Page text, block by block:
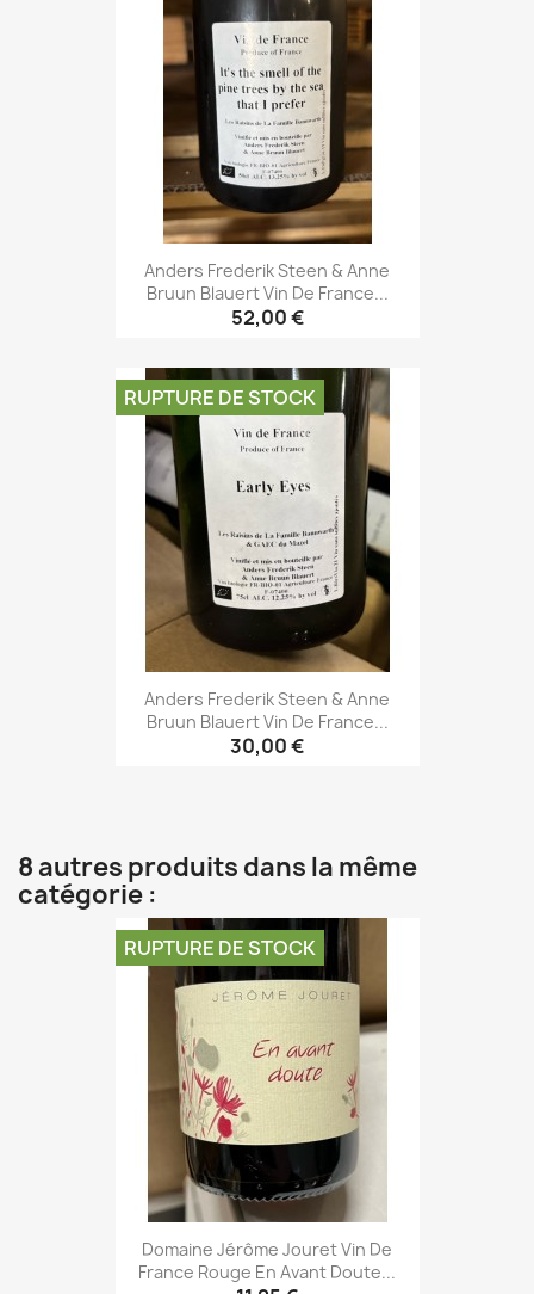
Anders Frederik Steen & Anne
Bruun Blauert Vin De France...
52,00 €
Anders Frederik Steen & Anne
Bruun Blauert Vin De France...
30,00 €
RUPTURE DE STOCK
8 autres produits dans la même
catégorie :
Domaine Jérôme Jouret Vin De
France Rouge En Avant Doute...
RUPTURE DE STOCK